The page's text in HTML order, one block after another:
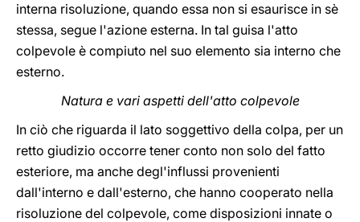
interna risoluzione, quando essa non si esaurisce in sè
stessa, segue l'azione esterna. In tal guisa l'atto
colpevole è compiuto nel suo elemento sia interno che
esterno.
Natura e vari aspetti dell'atto colpevole
In ciò che riguarda il lato soggettivo della colpa, per un
retto giudizio occorre tener conto non solo del fatto
esteriore, ma anche degl'influssi provenienti
dall'interno e dall'esterno, che hanno cooperato nella
risoluzione del colpevole, come disposizioni innate o